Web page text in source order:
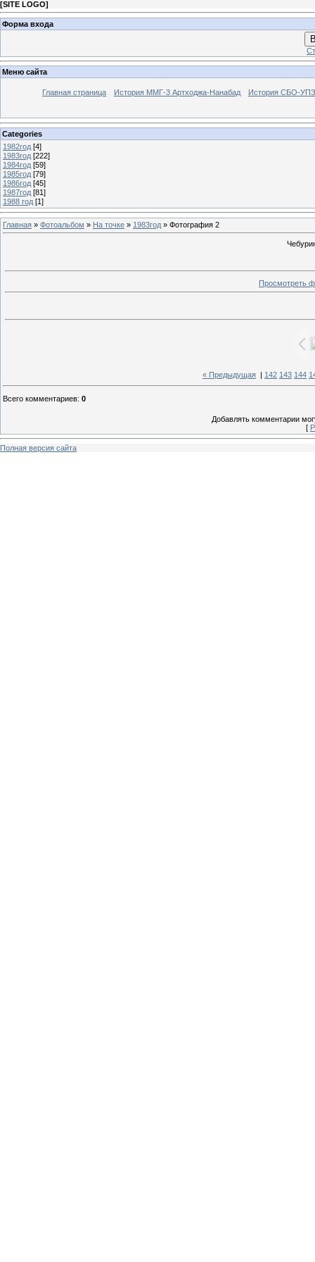
[SITE LOGO]
Форма входа
Меню сайта
Главная страница История ММГ-3 Артходжа-Нанабад История СБО-УПЗ
Categories
1982год [4]
1983год [222]
1984год [59]
1985год [79]
1986год [45]
1987год [81]
1988 год [1]
Главная » Фотоальбом » На точке » 1983год » Фотография 2
Просмотреть
« Предыдущая 142 143 144
Всего комментариев: 0
Добавлять комментарии
[
Полная версия сайта